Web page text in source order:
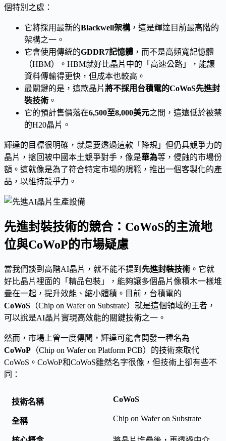
個特別之處：
它將採用最新的Blackwell架構，這是輝達目前最高階的
架構之一。
它會使用傳統的GDDR7記憶體 ，而不是高頻寬記憶體
（HBM）。HBM就好比晶片中的「高速公路」，能讓
資料傳輸得更快，但成本也較高。
最關鍵的是，這款晶片將不採用台積電的CoWoS先進封
裝技術 。
它的預計售價落在6,500至8,000美元之間，這遠低於被禁
的H20晶片。
輝達的目標很明確，就是要透過這款「降規」但仍具競爭力的
晶片，搶回被中國本土競爭對手，像是華為等，侵蝕的市場份
額。這就像是為了符合特定市場的規範，推出一個客製化的產
品，以維持競爭力。
先進封裝技術的競合：CoWoS的主流地
位與CoWoP的市場疑慮
當我們談到高階AI晶片，就不能不提到 先進封裝技術 。它就
好比晶片裡面的「精品包裝」，能夠讓多個晶片像積木一樣堆
疊在一起，提升效能、縮小體積。目前，台積電的
CoWoS （Chip on Wafer on Substrate）就是這個領域的王者，
可以說是AI晶片實現高效能的關鍵技術之一。
然而，市場上曾一度傳聞，輝達可能會開發一種名為
CoWoP （Chip on Wafer on Platform PCB）的技術來取代
CoWoS。CoWoP和CoWoS雖然名字很像，但技術上卻有些不
同：
CoWoS
Chip on Wafer on Substrate